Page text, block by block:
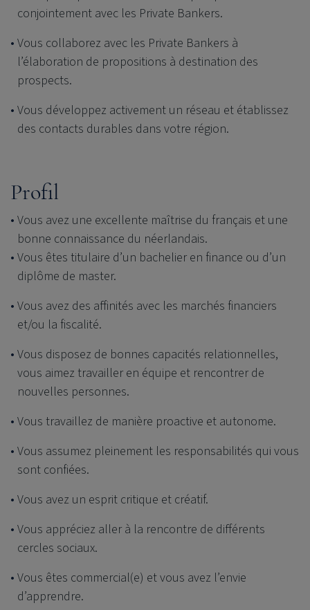
conjointement avec les Private Bankers.
Vous collaborez avec les Private Bankers à
l’élaboration de propositions à destination des
prospects.
Vous développez activement un réseau et établissez
des contacts durables dans votre région.
Profil
Vous avez une excellente maîtrise du français et une
bonne connaissance du néerlandais.
Vous êtes titulaire d’un bachelier en finance ou d’un
diplôme de master.
Vous avez des affinités avec les marchés financiers
et/ou la fiscalité.
Vous disposez de bonnes capacités relationnelles,
vous aimez travailler en équipe et rencontrer de
nouvelles personnes.
Vous travaillez de manière proactive et autonome.
Vous assumez pleinement les responsabilités qui vous
sont confiées.
Vous avez un esprit critique et créatif.
Vous appréciez aller à la rencontre de différents
cercles sociaux.
Vous êtes commercial(e) et vous avez l’envie
d’apprendre.